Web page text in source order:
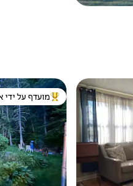
אורחים מוביל בקרב
מועדף על ידי